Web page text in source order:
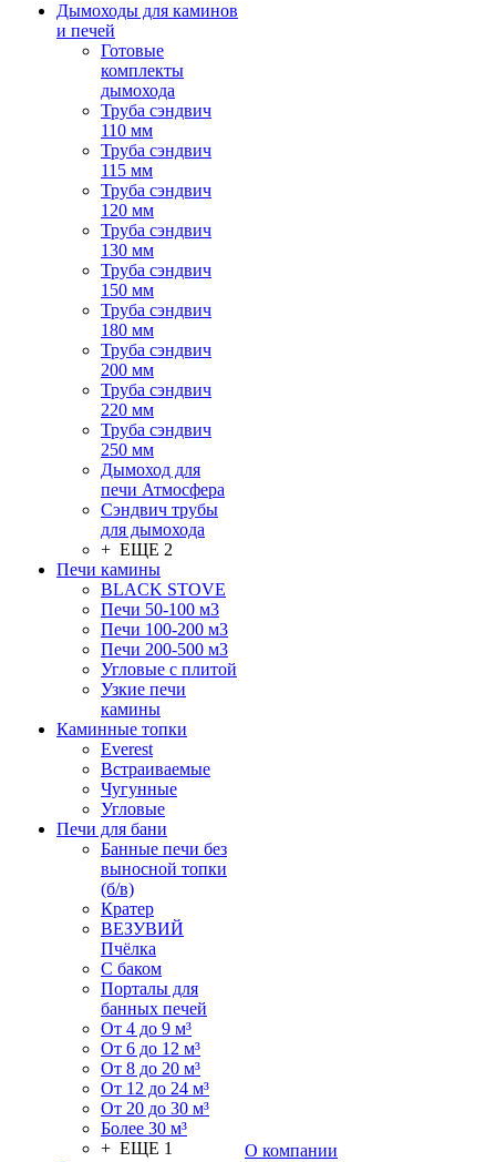
Дымоходы для каминов
и печей
Готовые
комплекты
дымохода
Труба сэндвич
110 мм
Труба сэндвич
115 мм
Труба сэндвич
120 мм
Труба сэндвич
130 мм
Труба сэндвич
150 мм
Труба сэндвич
180 мм
Труба сэндвич
200 мм
Труба сэндвич
220 мм
Труба сэндвич
250 мм
Дымоход для
печи Атмосфера
Сэндвич трубы
для дымохода
+ ЕЩЕ 2
Печи камины
BLACK STOVE
Печи 50-100 м3
Печи 100-200 м3
Печи 200-500 м3
Угловые с плитой
Узкие печи
камины
Каминные топки
Everest
Встраиваемые
Чугунные
Угловые
Печи для бани
Банные печи без
выносной топки
(б/в)
Кратер
ВЕЗУВИЙ
Пчёлка
С баком
Порталы для
банных печей
От 4 до 9 м³
От 6 до 12 м³
От 8 до 20 м³
От 12 до 24 м³
От 20 до 30 м³
Более 30 м³
+ ЕЩЕ 1
О компании